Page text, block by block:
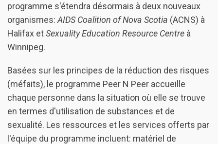
programme s'étendra désormais à deux nouveaux
organismes: AIDS Coalition of Nova Scotia (ACNS) à
Halifax etSexuality Education Resource Centre à
Winnipeg.
Basées sur les principes de la réduction des risques
(méfaits), le programme Peer N Peer accueille
chaque personne dans la situation où elle se trouve
en termes d'utilisation de substances et de
sexualité. Les ressources et les services offerts par
l'équipe du programme incluent: matériel de